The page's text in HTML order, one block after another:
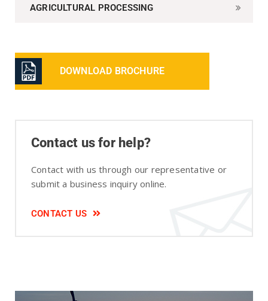
AGRICULTURAL PROCESSING
DOWNLOAD BROCHURE
Contact us for help?
Contact with us through our representative or
submit a business inquiry online.
CONTACT US